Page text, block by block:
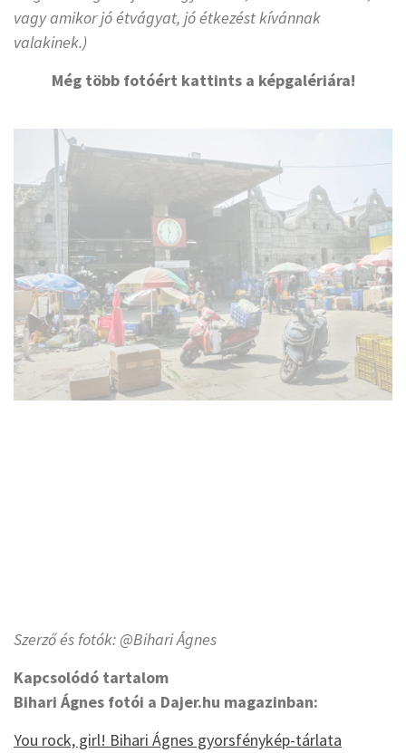
vagy amikor jó étvágyat, jó étkezést kívánnak
valakinek.)
Még több fotóért kattints a képgalériára!
Szerző és fotók: @Bihari Ágnes
Kapcsolódó tartalom
Bihari Ágnes fotói a Dajer.hu magazinban:
You rock, girl! Bihari Ágnes gyorsfénykép-tárlata